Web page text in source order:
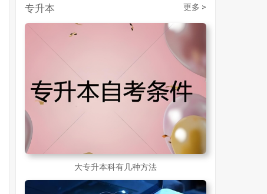
成人大专学历提升多少钱
30岁怎么提升学历
成人大专学历提升报考流程详解：从报名条件到成功入学全指南
30岁想提升自己的学历
成人初中学历怎么提升中专学历啊 526
专升本 更多 >
大专升本科有几种方法